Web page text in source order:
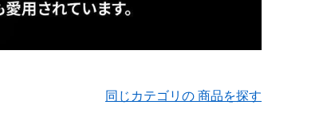
同じカテゴリの 商品を探す